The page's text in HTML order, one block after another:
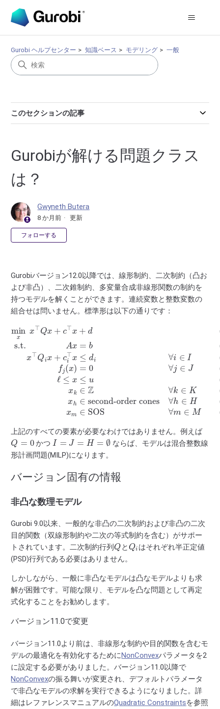
Gurobi ヘルプセンター 知識ベース モデリング 一般
このセクションの記事
Gurobiが解ける問題クラス
は？
Gwyneth Butera
8 か月前 更新
フォローする
Gurobiバージョン12.0以降では、線形制約、二次制約（凸お
よび非凸）、二次錐制約、多変量合成非線形関数の制約を
持つモデルを解くことができます。連続変数と整数変数の
組合せは問いません。標準形は以下の通りです：
x x⊤ Q +c ⊤x +d
(Linear constraints) ⊤ Qi
(Quadratic constraints)f
(Nonlinear constraints)
(Bound constraints) x
(Integrality constraints) h second-order cones
(Cone constraints) m SOS(Special-ordered set constraints)
上記のすべての要素が必要なわけではありません。例えば
Q=0
かつ
I=J=H=∅
ならば、モデルは混合整数線
形計画問題(MILP)になります。
バージョン固有の情報
非凸な数理モデル
Gurobi 9.0以来、一般的な非凸の二次制約および非凸の二次
目的関数（双線形制約や二次の等式制約を含む）がサポー
トされています。二次制約行列
Q
と
Qi
はそれぞれ半正定値
(PSD)行列である必要はありません。
しかしながら、一般に非凸なモデルは凸なモデルよりも求
解が困難です。可能な限り、モデルを凸な問題として再定
式化することをお勧めします。
バージョン11.0で変更
バージョン11.0より前は、非線形な制約や目的関数を含むモ
デルの最適化を有効化するためにNonConvexパラメータを2
に設定する必要がありました。バージョン11.0以降で
NonConvexの振る舞いが変更され、デフォルトパラメータ
で非凸なモデルの求解を実行できるようになりました。詳
細はレファレンスマニュアルのQuadratic Constraintsを参照